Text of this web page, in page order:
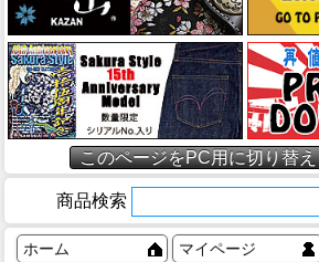
このページをPC用に切り替え
商品検索
ホーム マイページ